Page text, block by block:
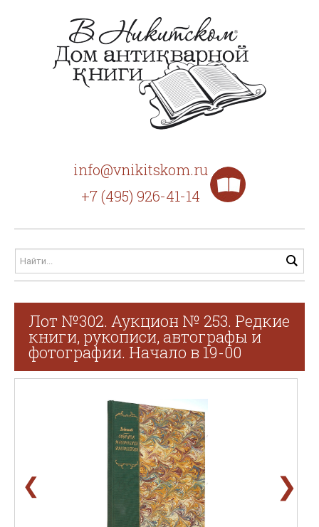
info@vnikitskom.ru
+7 (495) 926-41-14
Лот №302. Аукцион № 253. Редкие
книги, рукописи, автографы и
фотографии. Начало в 19-00
❮ ❯